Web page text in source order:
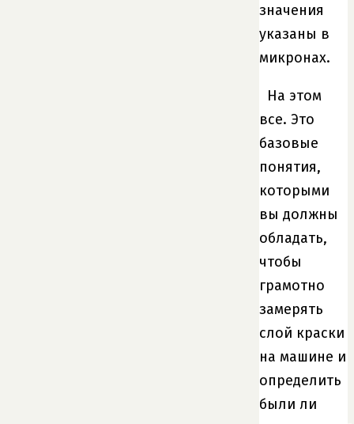
значения
указаны в
микронах.
На этом
все. Это
базовые
понятия,
которыми
вы должны
обладать,
чтобы
грамотно
замерять
слой краски
на машине и
определить
были ли